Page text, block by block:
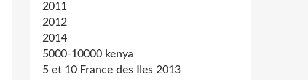
2011
2012
2014
5000-10000 kenya
5 et 10 France des Iles 2013